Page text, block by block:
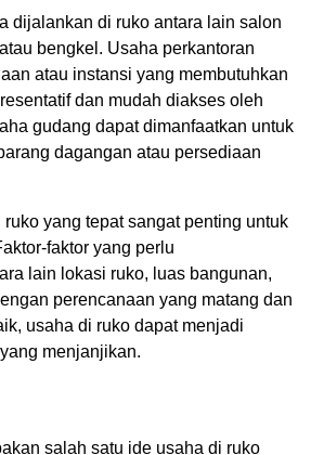
dijalankan di ruko antara lain salon
bengkel. Usaha perkantoran
atau instansi yang membutuhkan
dan mudah diakses oleh
gudang dapat dimanfaatkan untuk
dagangan atau persediaan
yang tepat sangat penting untuk
faktor yang perlu
lain lokasi ruko, luas bangunan,
perencanaan yang matang dan
usaha di ruko dapat menjadi
menjanjikan.
salah satu ide usaha di ruko